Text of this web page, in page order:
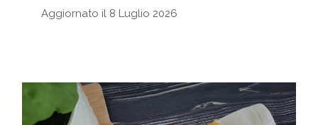
Aggiornato il 8 Luglio 2026